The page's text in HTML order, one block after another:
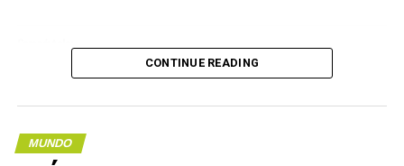
CONTINUE READING
MUNDO